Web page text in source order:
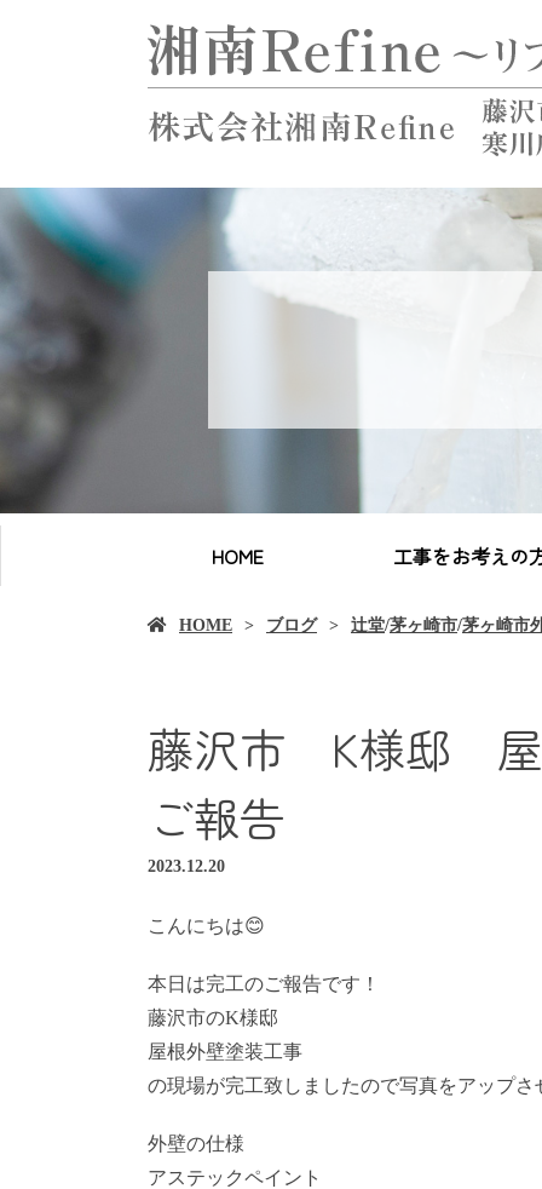
HOME 工事をお考えの
HOME ブログ 辻堂/茅ヶ崎市/茅ヶ崎市
藤沢市 K様邸
ご報告
2023.12.20
こんにちは😊
本日は完工のご報告です！
藤沢市のK様邸
屋根外壁塗装工事
の現場が完工致しましたので写真をアップさ
外壁の仕様
アステックペイント